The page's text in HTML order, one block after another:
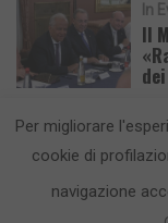
In
Il
CronacaFlegrea
Per migliorare
cookie di
navigazione